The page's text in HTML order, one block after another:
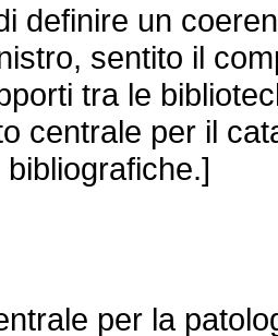
un
sentito il
tra le
centrale per il
per la